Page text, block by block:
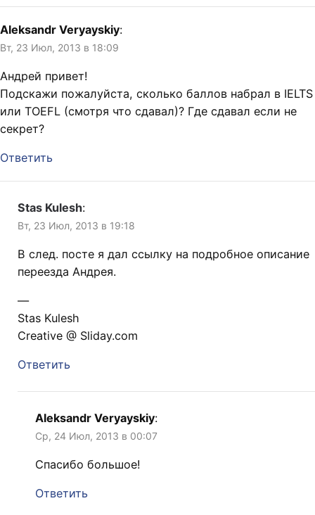
Aleksandr Veryayskiy:
Вт, 23 Июл, 2013 в 18:09
Андрей привет!
Подскажи пожалуйста, сколько баллов набрал в IELTS
или TOEFL (смотря что сдавал)? Где сдавал если не
секрет?
Ответить
Stas Kulesh:
Вт, 23 Июл, 2013 в 19:18
В след. посте я дал ссылку на подробное описание
переезда Андрея.
—
Stas Kulesh
Creative @ Sliday.com
Ответить
Aleksandr Veryayskiy:
Ср, 24 Июл, 2013 в 00:07
Спасибо большое!
Ответить